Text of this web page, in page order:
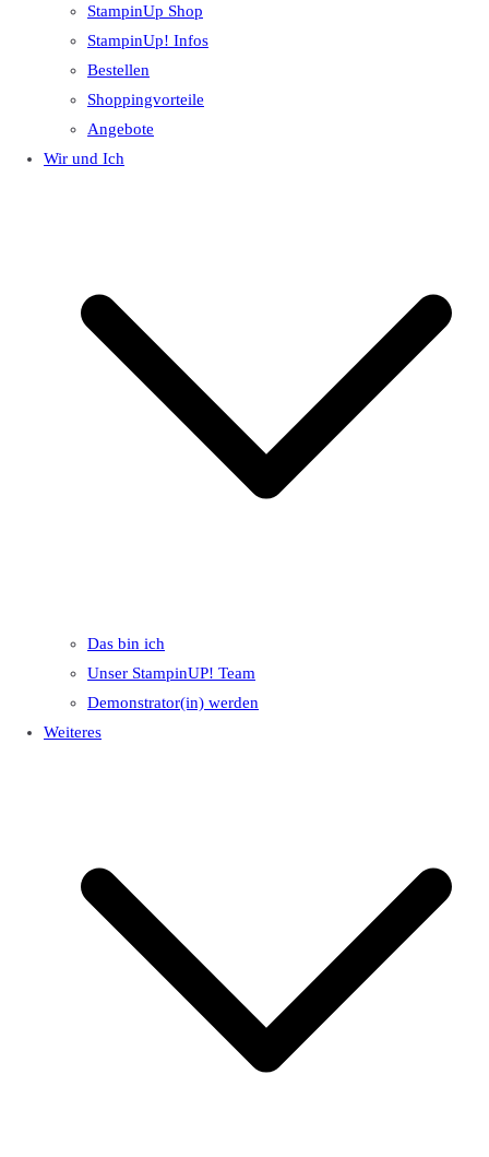
StampinUp Shop
StampinUp! Infos
Bestellen
Shoppingvorteile
Angebote
Wir und Ich
Das bin ich
Unser StampinUP! Team
Demonstrator(in) werden
Weiteres